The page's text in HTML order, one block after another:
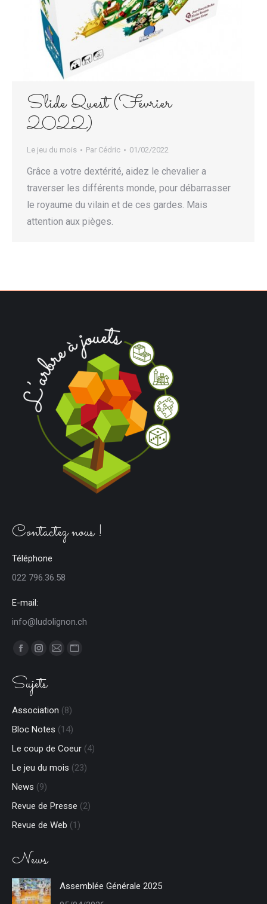
Slide Quest (Février
2022)
Le jeu du mois Par Cédric 01/02/2022
Grâce a votre dextérité, aidez le chevalier a
traverser les différents monde, pour débarrasser
le royaume du vilain et de ces gardes. Mais
attention aux pièges.
Contactez nous !
Téléphone
022 796.36.58
E-mail:
info@ludolignon.ch
Trouvez nous sur :
Facebook
opens
new
window
Instagram
opens
new
window
E-
in
new
window
Site
window
Sujets
Association (8)
Bloc Notes (14)
Le coup de Coeur (4)
Le jeu du mois (23)
News (9)
Revue de Presse (2)
Revue de Web (1)
News
Assemblée Générale 2025